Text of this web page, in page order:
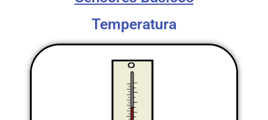
Temperatura